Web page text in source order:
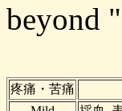
beyond
疼痛・苦痛